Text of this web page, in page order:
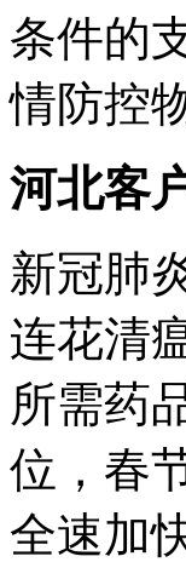
条件的
情防控
河北客
新冠肺
连花清
所需药
位，春
全速加